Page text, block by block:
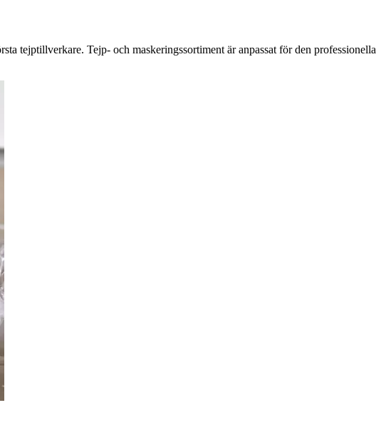
tejptillverkare. Tejp- och maskeringssortiment är anpassat för den professionella